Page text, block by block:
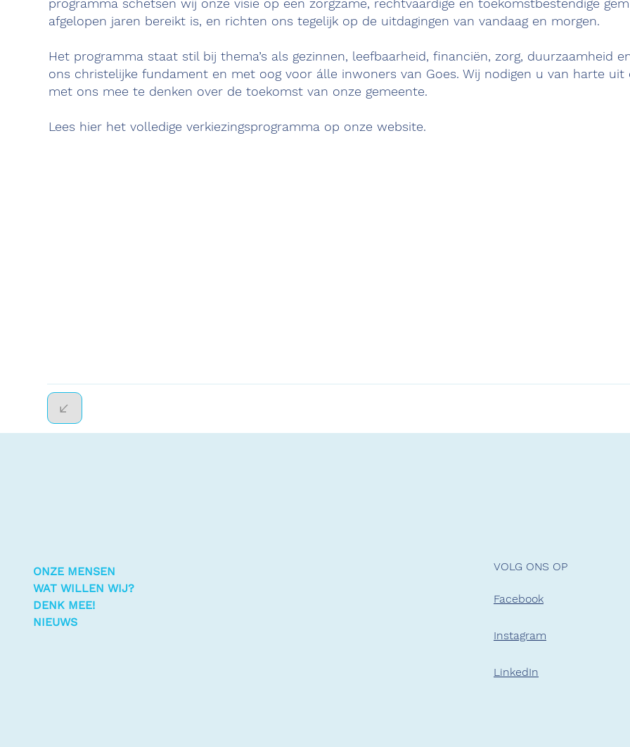
afgelopen jaren bereikt is, en richten ons tegelijk op de uitdagingen van vandaag en morgen.
Het programma staat stil bij thema’s als gezinnen, leefbaarheid, financiën, zorg, duurzaamheid
ons christelijke fundament en met oog voor álle inwoners van Goes. Wij nodigen u van harte
met ons mee te denken over de toekomst van onze gemeente.
Lees hier het volledige verkiezingsprogramma op onze website.
ONZE MENSEN
WAT WILLEN WIJ?
DENK MEE!
NIEUWS
VOLG ONS OP
Facebook
Instagram
LinkedIn